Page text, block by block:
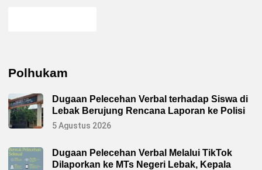
Polhukam
Dugaan Pelecehan Verbal terhadap Siswa di
Lebak Berujung Rencana Laporan ke Polisi
5 Agustus 2026
Dugaan Pelecehan Verbal Melalui TikTok
Dilaporkan ke MTs Negeri Lebak, Kepala